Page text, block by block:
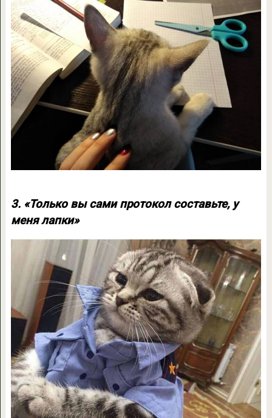
3. «Только вы сами протокол составьте, у
меня лапки»